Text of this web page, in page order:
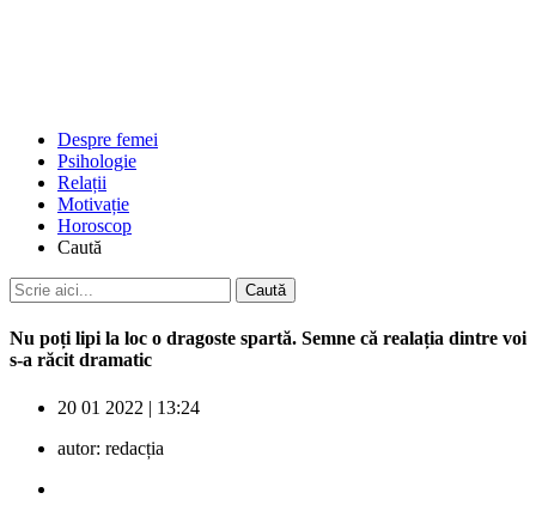
Despre femei
Psihologie
Relații
Motivație
Horoscop
Caută
Nu poți lipi la loc o dragoste spartă. Semne că realația dintre voi
s-a răcit dramatic
20 01 2022 | 13:24
autor: redacția